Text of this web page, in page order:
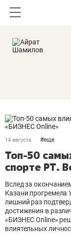
14 августа #еще
Топ-50
спорте РТ.
Вслед за
Казани прогремела
лишний раз
достижения в
«БИЗНЕС Online»
влиятельных